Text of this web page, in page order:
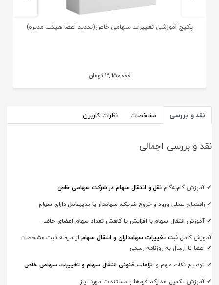
پکیج آموزشی تغییرات سهامی خاص(تمدید اعضا هیئت مدیره)
3,950,000 تومان
نقد و بررسی مشخصات نظرات کاربران
نقد و بررسی اجمالی
آموزش گام‌به‌گام نقل و انتقال سهام در شرکت سهامی خاص
✔
راهنمای عملی ورود و خروج شریک، سهامدار یا مدیرعامل دارای سهام
✔
آموزش انتقال سهام با افزایش یا کاهش تعداد سهام اعضای حاضر
✔
آموزش کامل ثبت تغییرات سهامداران و انتقال سهام از مرحله ثبت مشخصات
اعضا تا ارسال به روزنامه رسمی ✔
توضیح نکات مهم و الزامات قانونی انتقال سهام و تغییرات سهامی خاص
✔
آموزش تکمیل مدارک، فرم‌ها و مستندات مورد نیاز ✔